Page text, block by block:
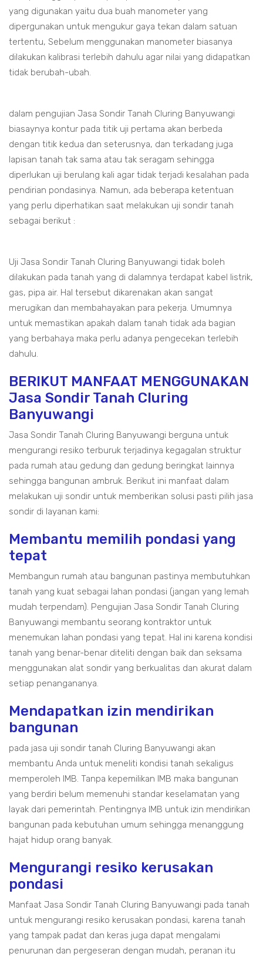
yang digunakan yaitu dua buah manometer yang
dipergunakan untuk mengukur gaya tekan dalam satuan
tertentu, Sebelum menggunakan manometer biasanya
dilakukan kalibrasi terlebih dahulu agar nilai yang didapatkan
tidak berubah-ubah.
dalam pengujian Jasa Sondir Tanah Cluring Banyuwangi
biasaynya kontur pada titik uji pertama akan berbeda
dengan titik kedua dan seterusnya, dan terkadang juga
lapisan tanah tak sama atau tak seragam sehingga
diperlukan uji berulang kali agar tidak terjadi kesalahan pada
pendirian pondasinya. Namun, ada beberapa ketentuan
yang perlu diperhatikan saat melakukan uji sondir tanah
sebagai berikut :
Uji Jasa Sondir Tanah Cluring Banyuwangi tidak boleh
dilakukan pada tanah yang di dalamnya terdapat kabel listrik,
gas, pipa air. Hal tersebut dikarenakan akan sangat
merugikan dan membahayakan para pekerja. Umumnya
untuk memastikan apakah dalam tanah tidak ada bagian
yang berbahaya maka perlu adanya pengecekan terlebih
dahulu.
BERIKUT MANFAAT MENGGUNAKAN
Jasa Sondir Tanah Cluring
Banyuwangi
Jasa Sondir Tanah Cluring Banyuwangi berguna untuk
mengurangi resiko terburuk terjadinya kegagalan struktur
pada rumah atau gedung dan gedung beringkat lainnya
sehingga bangunan ambruk. Berikut ini manfaat dalam
melakukan uji sondir untuk memberikan solusi pasti pilih jasa
sondir di layanan kami:
Membantu memilih pondasi yang
tepat
Membangun rumah atau bangunan pastinya membutuhkan
tanah yang kuat sebagai lahan pondasi (jangan yang lemah
mudah terpendam). Pengujian Jasa Sondir Tanah Cluring
Banyuwangi membantu seorang kontraktor untuk
menemukan lahan pondasi yang tepat. Hal ini karena kondisi
tanah yang benar-benar diteliti dengan baik dan seksama
menggunakan alat sondir yang berkualitas dan akurat dalam
setiap penangananya.
Mendapatkan izin mendirikan
bangunan
pada jasa uji sondir tanah Cluring Banyuwangi akan
membantu Anda untuk meneliti kondisi tanah sekaligus
memperoleh IMB. Tanpa kepemilikan IMB maka bangunan
yang berdiri belum memenuhi standar keselamatan yang
layak dari pemerintah. Pentingnya IMB untuk izin mendirikan
bangunan pada kebutuhan umum sehingga menanggung
hajat hidup orang banyak.
Mengurangi resiko kerusakan
pondasi
Manfaat Jasa Sondir Tanah Cluring Banyuwangi pada tanah
untuk mengurangi resiko kerusakan pondasi, karena tanah
yang tampak padat dan keras juga dapat mengalami
penurunan dan pergeseran dengan mudah, peranan itu